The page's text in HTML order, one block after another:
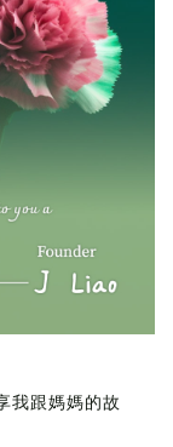
我跟媽媽的故